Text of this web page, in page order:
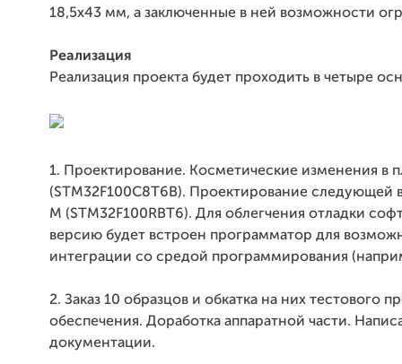
18,5x43 мм, а заключенные в ней возможности
Реализация
Реализация проекта будет проходить в четыре
1. Проектирование. Косметические изменения в
(STM32F100C8T6B). Проектирование следующей
M (STM32F100RBT6). Для облегчения отладки
версию будет встроен программатор для
интеграции со средой программирования
2. Заказ 10 образцов и обкатка на них тестового
обеспечения. Доработка аппаратной части.
документации.